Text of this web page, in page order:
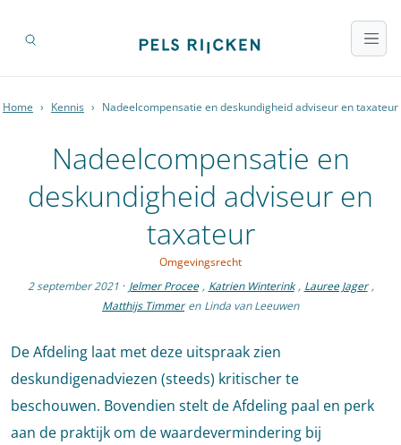
Home › Kennis › Nadeelcompensatie en deskundigheid adviseur en taxateur
Nadeelcompensatie en
deskundigheid adviseur en
taxateur
Omgevingsrecht
2 september 2021 · Jelmer Procee , Katrien Winterink , Lauree Jager ,
Matthijs Timmer en Linda van Leeuwen
De Afdeling laat met deze uitspraak zien
deskundigenadviezen (steeds) kritischer te
beschouwen. Bovendien stelt de Afdeling paal en perk
aan de praktijk om de waardevermindering bij